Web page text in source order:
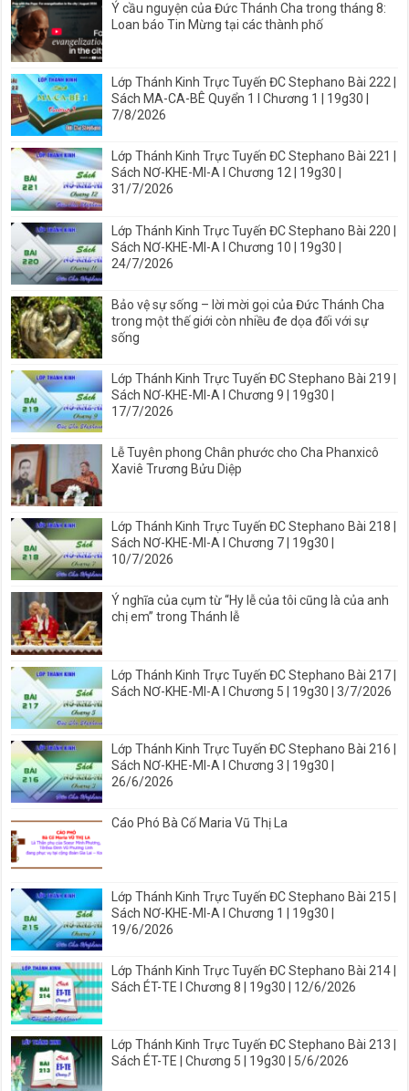
Ý cầu nguyện của Đức Thánh Cha trong tháng 8:
Loan báo Tin Mừng tại các thành phố
Lớp Thánh Kinh Trực Tuyến ĐC Stephano Bài 222 |
Sách MA-CA-BÊ Quyển 1 I Chương 1 | 19g30 |
7/8/2026
Lớp Thánh Kinh Trực Tuyến ĐC Stephano Bài 221 |
Sách NƠ-KHE-MI-A I Chương 12 | 19g30 |
31/7/2026
Lớp Thánh Kinh Trực Tuyến ĐC Stephano Bài 220 |
Sách NƠ-KHE-MI-A I Chương 10 | 19g30 |
24/7/2026
Bảo vệ sự sống – lời mời gọi của Đức Thánh Cha
trong một thế giới còn nhiều đe dọa đối với sự
sống
Lớp Thánh Kinh Trực Tuyến ĐC Stephano Bài 219 |
Sách NƠ-KHE-MI-A I Chương 9 | 19g30 |
17/7/2026
Lễ Tuyên phong Chân phước cho Cha Phanxicô
Xaviê Trương Bửu Diệp
Lớp Thánh Kinh Trực Tuyến ĐC Stephano Bài 218 |
Sách NƠ-KHE-MI-A I Chương 7 | 19g30 |
10/7/2026
Ý nghĩa của cụm từ “Hy lễ của tôi cũng là của anh
chị em” trong Thánh lễ
Lớp Thánh Kinh Trực Tuyến ĐC Stephano Bài 217 |
Sách NƠ-KHE-MI-A I Chương 5 | 19g30 | 3/7/2026
Lớp Thánh Kinh Trực Tuyến ĐC Stephano Bài 216 |
Sách NƠ-KHE-MI-A I Chương 3 | 19g30 |
26/6/2026
Cáo Phó Bà Cố Maria Vũ Thị La
Lớp Thánh Kinh Trực Tuyến ĐC Stephano Bài 215 |
Sách NƠ-KHE-MI-A I Chương 1 | 19g30 |
19/6/2026
Lớp Thánh Kinh Trực Tuyến ĐC Stephano Bài 214 |
Sách ÉT-TE I Chương 8 | 19g30 | 12/6/2026
Lớp Thánh Kinh Trực Tuyến ĐC Stephano Bài 213 |
Sách ÉT-TE | Chương 5 | 19g30 | 5/6/2026